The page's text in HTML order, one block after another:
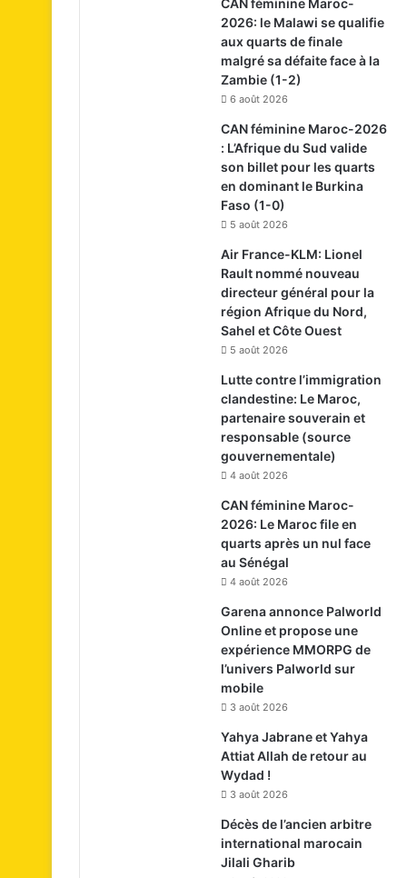
CAN féminine Maroc-
2026: le Malawi se qualifie
aux quarts de finale
malgré sa défaite face à la
Zambie (1-2)
6 août 2026
CAN féminine Maroc-2026
: L’Afrique du Sud valide
son billet pour les quarts
en dominant le Burkina
Faso (1-0)
5 août 2026
Air France-KLM: Lionel
Rault nommé nouveau
directeur général pour la
région Afrique du Nord,
Sahel et Côte Ouest
5 août 2026
Lutte contre l’immigration
clandestine: Le Maroc,
partenaire souverain et
responsable (source
gouvernementale)
4 août 2026
CAN féminine Maroc-
2026: Le Maroc file en
quarts après un nul face
au Sénégal
4 août 2026
Garena annonce Palworld
Online et propose une
expérience MMORPG de
l’univers Palworld sur
mobile
3 août 2026
Yahya Jabrane et Yahya
Attiat Allah de retour au
Wydad !
3 août 2026
Décès de l’ancien arbitre
international marocain
Jilali Gharib